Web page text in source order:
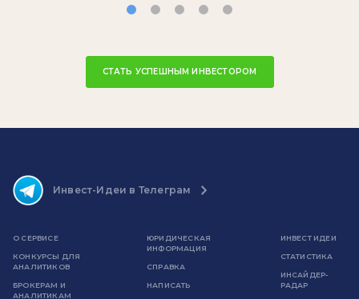
СТАТЬ УСПЕШНЫМ ИНВЕСТОРОМ
Инвест-Идеи в Телеграм
О СЕРВИСЕ
КОНКУРСЫ ДЛЯ
АНАЛИТИКОВ
БРОКЕРАМ И
АНАЛИТИКАМ
ЮРИДИЧЕСКАЯ
ИНФОРМАЦИЯ
СПРАВКА
НАПИСАТЬ
ИНВЕСТ ИДЕИ
СТАТИСТИКА
ИНСАЙДЕР-
РАДАР